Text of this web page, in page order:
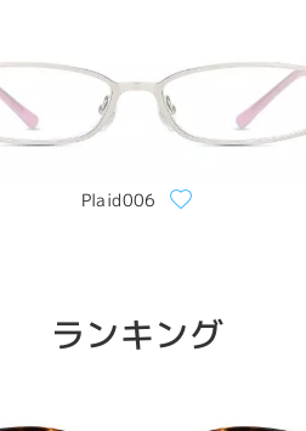
Plaid006
ランキング